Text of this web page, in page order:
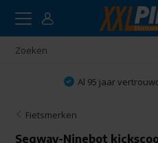
Al 95 jaar
Fietsmerken
Segway-Ninebot